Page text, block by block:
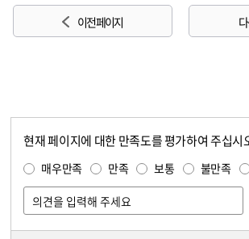
이전 페이지
현재 페이지에 대한 만족도를 평가하여 주십시
매우만족 만족 보통 불만족